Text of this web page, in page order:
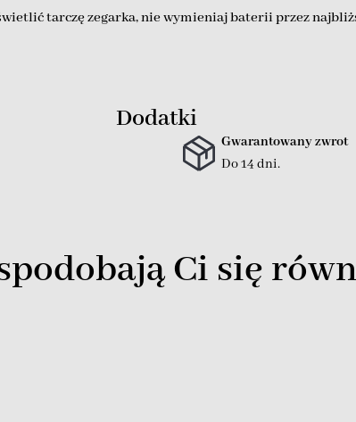
tarczę zegarka, nie wymieniaj baterii przez
Dodatki
Gwarantowany zwrot
Do 14 dni.
Ci się